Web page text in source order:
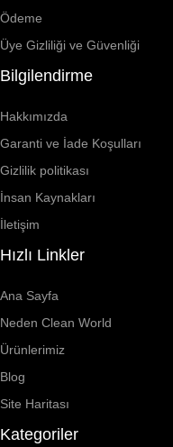
Ödeme
Üye Gizliliği ve Güvenliği
Bilgilendirme
Hakkımızda
Garanti ve İade Koşulları
Gizlilik politikası
İnsan Kaynakları
İletişim
Hızlı Linkler
Ana Sayfa
Neden Clean World
Ürünlerimiz
Blog
Site Haritası
Kategoriler